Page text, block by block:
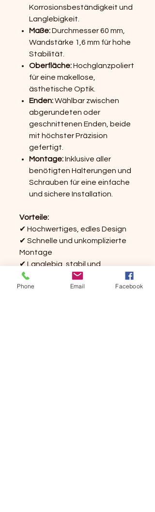
Korrosionsbeständigkeit und
Langlebigkeit.
Maße:Durchmesser 60 mm,
Wandstärke 1,6 mm für hohe
Stabilität.
Oberfläche:Hochglanzpoliert
für eine makellose,
ästhetische Optik.
Enden:Wählbar zwischen
abgerundeten oder
geschnittenen Enden, beide
mit höchster Präzision
gefertigt.
Montage:Inklusive aller
benötigten Halterungen und
Schrauben für eine einfache
und sichere Installation.
Vorteile:
✔ Hochwertiges, edles Design
✔ Schnelle und unkomplizierte
Montage
✔ Langlebig, stabil und
widerstandsfähig
Phone Email Facebook